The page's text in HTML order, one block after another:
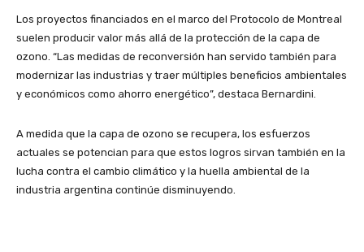
Los proyectos financiados en el marco del Protocolo de Montreal
suelen producir valor más allá de la protección de la capa de
ozono. “Las medidas de reconversión han servido también para
modernizar las industrias y traer múltiples beneficios ambientales
y económicos como ahorro energético”, destaca Bernardini.
A medida que la capa de ozono se recupera, los esfuerzos
actuales se potencian para que estos logros sirvan también en la
lucha contra el cambio climático y la huella ambiental de la
industria argentina continúe disminuyendo.